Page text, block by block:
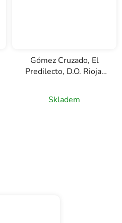
Gómez Cruzado, El
Predilecto, D.O. Rioja,
Skladem